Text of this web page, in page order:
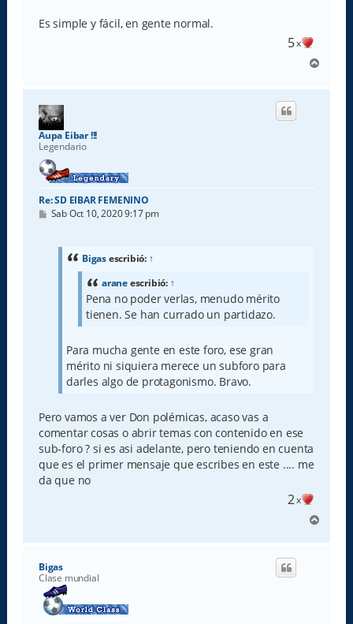
Es simple y fácil, en gente normal.
5x
r
Aupa Eibar !!!
Legendario
Re: SD EIBAR FEMENINO
M
Sab Oct 10, 2020 9:17 pm
Bigasescribió: ↑
araneescribió: ↑
Pena no poder verlas, menudo mérito
tienen. Se han currado un partidazo.
Para mucha gente en este foro, ese gran
mérito ni siquiera merece un subforo para
darles algo de protagonismo. Bravo.
Pero vamos a ver Don polémicas, acaso vas a
comentar cosas o abrir temas con contenido en ese
sub-foro ? si es asi adelante, pero teniendo en cuenta
que es el primer mensaje que escribes en este .... me
da que no
2x
r
Bigas
Clase mundial